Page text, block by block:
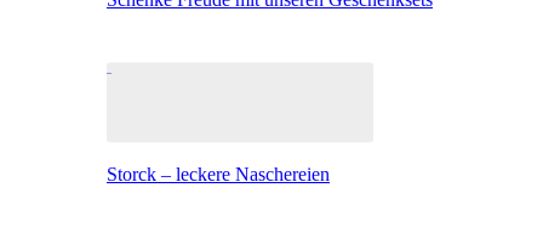
Storck – leckere Naschereien